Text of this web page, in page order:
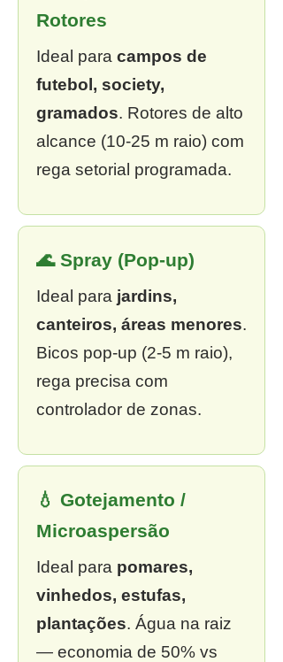
Rotores
Ideal para campos de
futebol, society,
gramados. Rotores de alto
alcance (10-25 m raio) com
rega setorial programada.
🌊 Spray (Pop-up)
Ideal para jardins,
canteiros, áreas menores.
Bicos pop-up (2-5 m raio),
rega precisa com
controlador de zonas.
💧 Gotejamento /
Microaspersão
Ideal para pomares,
vinhedos, estufas,
plantações. Água na raiz
— economia de 50% vs